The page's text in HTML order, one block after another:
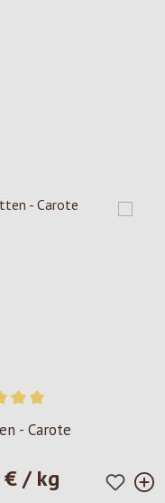
media di 5 su 5 stelle
- Carote
normale:
/ kg